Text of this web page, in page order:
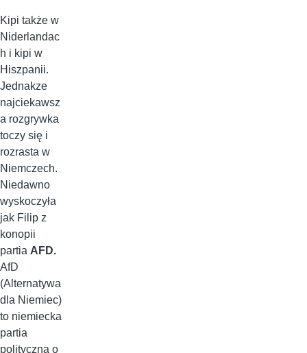
Kipi także w
Niderlandac
h i kipi w
Hiszpanii.
Jednakze
najciekawsz
a rozgrywka
toczy się i
rozrasta w
Niemczech.
Niedawno
wyskoczyła
jak Filip z
konopii
partia AFD.
AfD
(Alternatywa
dla Niemiec)
to niemiecka
partia
polityczna o